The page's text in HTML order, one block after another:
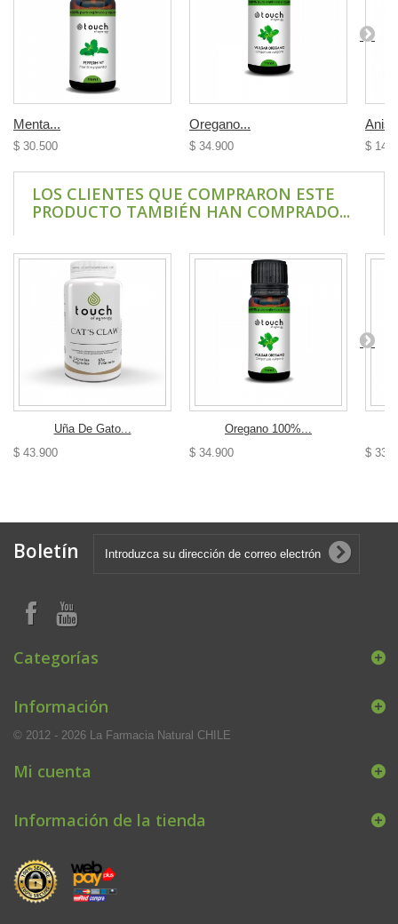
Menta...
$ 30.500
Oregano...
$ 34.900 $
LOS CLIENTES QUE COMPRARON ESTE
PRODUCTO TAMBIÉN HAN COMPRADO...
Uña De Gato...
$ 43.900
Oregano 100%...
$ 34.900
$
Boletín
Categorías
Información
© 2012 - 2026 La Farmacia Natural CHILE
Mi cuenta
Información de la tienda